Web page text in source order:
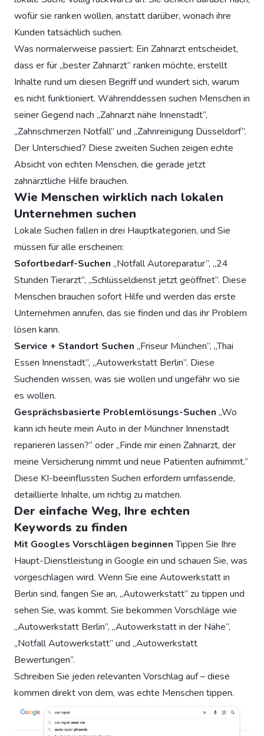
wofür sie ranken wollen, anstatt darüber, wonach ihre
Kunden tatsächlich suchen.
Was normalerweise passiert: Ein Zahnarzt entscheidet,
dass er für „bester Zahnarzt” ranken möchte, erstellt
Inhalte rund um diesen Begriff und wundert sich, warum
es nicht funktioniert. Währenddessen suchen Menschen in
seiner Gegend nach „Zahnarzt nähe Innenstadt”,
„Zahnschmerzen Notfall” und „Zahnreinigung Düsseldorf”.
Der Unterschied? Diese zweiten Suchen zeigen echte
Absicht von echten Menschen, die gerade jetzt
zahnärztliche Hilfe brauchen.
Wie Menschen wirklich nach lokalen
Unternehmen suchen
Lokale Suchen fallen in drei Hauptkategorien, und Sie
müssen für alle erscheinen:
Sofortbedarf-Suchen „Notfall Autoreparatur”, „24
Stunden Tierarzt”, „Schlüsseldienst jetzt geöffnet”. Diese
Menschen brauchen sofort Hilfe und werden das erste
Unternehmen anrufen, das sie finden und das ihr Problem
lösen kann.
Service + Standort Suchen „Friseur München”, „Thai
Essen Innenstadt”, „Autowerkstatt Berlin”. Diese
Suchenden wissen, was sie wollen und ungefähr wo sie
es wollen.
Gesprächsbasierte Problemlösungs-Suchen „Wo
kann ich heute mein Auto in der Münchner Innenstadt
reparieren lassen?” oder „Finde mir einen Zahnarzt, der
meine Versicherung nimmt und neue Patienten aufnimmt.”
Diese KI-beeinflussten Suchen erfordern umfassende,
detaillierte Inhalte, um richtig zu matchen.
Der einfache Weg, Ihre echten
Keywords zu finden
Mit Googles Vorschlägen beginnenTippen Sie Ihre
Haupt-Dienstleistung in Google ein und schauen Sie, was
vorgeschlagen wird. Wenn Sie eine Autowerkstatt in
Berlin sind, fangen Sie an, „Autowerkstatt” zu tippen und
sehen Sie, was kommt. Sie bekommen Vorschläge wie
„Autowerkstatt Berlin”, „Autowerkstatt in der Nähe”,
„Notfall Autowerkstatt” und „Autowerkstatt
Bewertungen”.
Schreiben Sie jeden relevanten Vorschlag auf – diese
kommen direkt von dem, was echte Menschen tippen.